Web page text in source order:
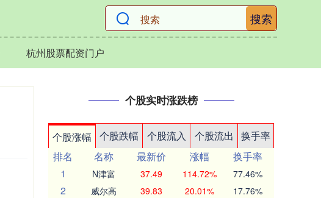
搜索
杭州股票配资门户
个股实时涨跌榜
个股涨幅 个股跌幅 个股流入 个股流出
换手率
排名
名称 最新价 涨幅
换手率
1
N津富 37.49 114.72% 77.46%
2 威尔高 39.83 20.01% 17.76%